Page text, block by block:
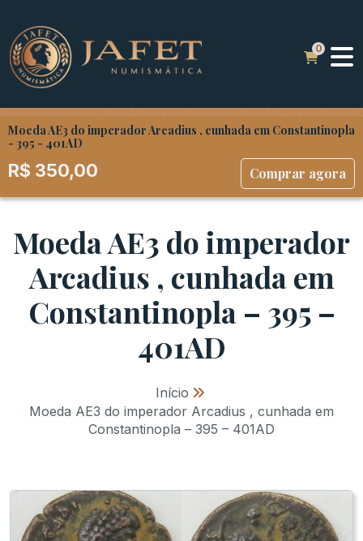
Moeda AE3 do imperador Arcadius , cunhada em Constantinopla
- 395 - 401AD
R$ 350,00 Comprar agora
Moeda AE3 do imperador
Arcadius , cunhada em
Constantinopla – 395 –
401AD
Início »
Moeda AE3 do imperador Arcadius , cunhada em
Constantinopla – 395 – 401AD